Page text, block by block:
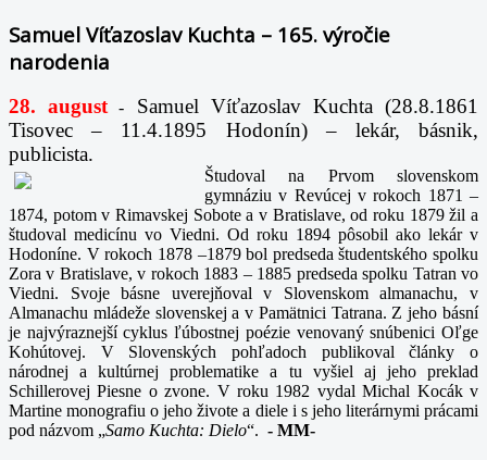
Samuel Víťazoslav Kuchta – 165. výročie
narodenia
28. august-
Samuel Víťazoslav Kuchta (28.8.1861
Tisovec – 11.4.1895 Hodonín) – lekár, básnik,
publicista.
Študoval na Prvom slovenskom
gymnáziu v Revúcej v rokoch 1871 –
1874, potom v Rimavskej Sobote a v Bratislave, od roku 1879 žil a
študoval medicínu vo Viedni. Od roku 1894 pôsobil ako lekár v
Hodoníne. V rokoch 1878 –1879 bol predseda študentského spolku
Zora v Bratislave, v rokoch 1883 – 1885 predseda spolku Tatran vo
Viedni. Svoje básne uverejňoval v Slovenskom almanachu, v
Almanachu mládeže slovenskej a v Pamätnici Tatrana. Z jeho básní
je najvýraznejší cyklus ľúbostnej poézie venovaný snúbenici Oľge
Kohútovej. V Slovenských pohľadoch publikoval články o
národnej a kultúrnej problematike a tu vyšiel aj jeho preklad
Schillerovej Piesne o zvone. V roku 1982 vydal Michal Kocák v
Martine monografiu o jeho živote a diele i s jeho literárnymi prácami
pod názvom „Samo Kuchta: Dielo“. - MM-